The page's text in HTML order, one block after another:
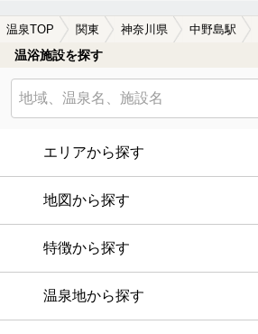
温泉TOP 関東 神奈川県 中野島駅
温浴施設を探す
エリアから探す
地図から探す
特徴から探す
温泉地から探す